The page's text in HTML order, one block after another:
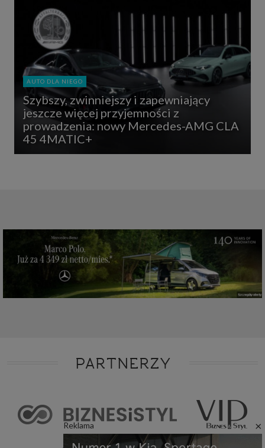
Reklama ×
AUTO DLA NIEGO
Szybszy, zwinniejszy i zapewniający
jeszcze więcej przyjemności z
prowadzenia: nowy Mercedes-AMG CLA
45 4MATIC+
PARTNERZY